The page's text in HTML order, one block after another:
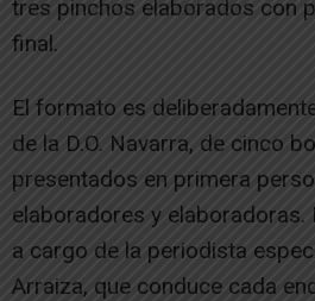
tres pinchos elaborados con
final.
El formato es
de la D.O. Navarra, de cinco
presentados en primera
elaboradores y
a cargo de la periodista
Arraiza, que conduce cada